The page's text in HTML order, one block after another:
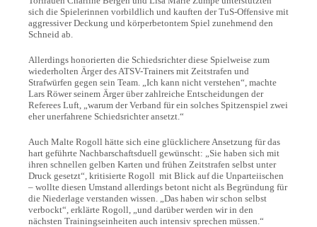
sich die Spielerinnen vorbildlich und kauften der TuS-Offensive mit
aggressiver Deckung und körperbetontem Spiel zunehmend den
Schneid ab.
Allerdings honorierten die Schiedsrichter diese Spielweise zum
wiederholten Ärger des ATSV-Trainers mit Zeitstrafen und
Strafwürfen gegen sein Team. „Ich kann nicht verstehen“, machte
Lars Röwer seinem Ärger über zahlreiche Entscheidungen der
Referees Luft, „warum der Verband für ein solches Spitzenspiel zwei
eher unerfahrene Schiedsrichter ansetzt.“
Auch Malte Rogoll hätte sich eine glücklichere Ansetzung für das
hart geführte Nachbarschaftsduell gewünscht: „Sie haben sich mit
ihren schnellen gelben Karten und frühen Zeitstrafen selbst unter
Druck gesetzt“, kritisierte Rogoll mit Blick auf die Unparteiischen
– wollte diesen Umstand allerdings betont nicht als Begründung für
die Niederlage verstanden wissen. „Das haben wir schon selbst
verbockt“, erklärte Rogoll, „und darüber werden wir in den
nächsten Trainingseinheiten auch intensiv sprechen müssen.“